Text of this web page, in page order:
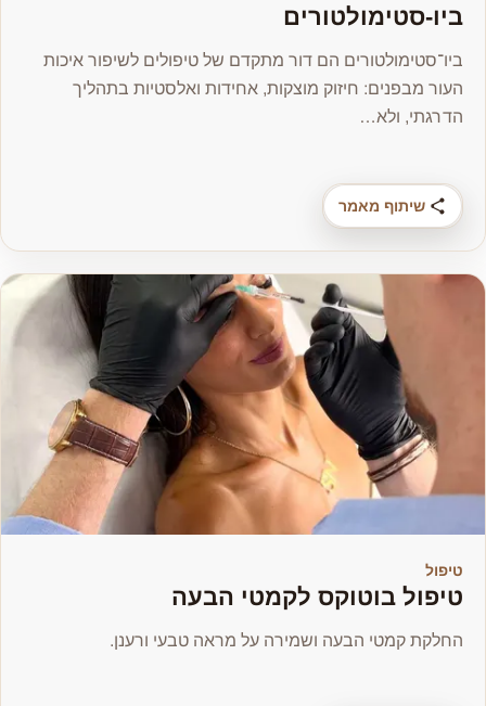
ביו-סטימולטורים
ביו־סטימולטורים הם דור מתקדם של טיפולים לשיפור איכות
העור מבפנים: חיזוק מוצקות, אחידות ואלסטיות בתהליך
הדרגתי, ולא…
שיתוף מאמר
טיפול
טיפול בוטוקס לקמטי הבעה
החלקת קמטי הבעה ושמירה על מראה טבעי ורענן.